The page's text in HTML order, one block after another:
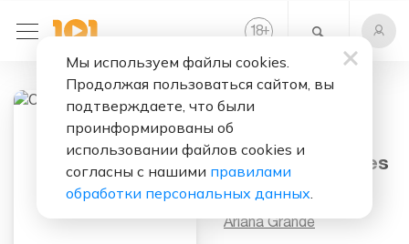
18+
Слушать бесплатно
Christmas Kisses
Исполнитель:
Ariana Grande
Мы используем файлы cookies.
Продолжая пользоваться сайтом, вы
подтверждаете, что были
проинформированы об
использовании файлов cookies и
согласны с нашими правилами
обработки персональных данных.